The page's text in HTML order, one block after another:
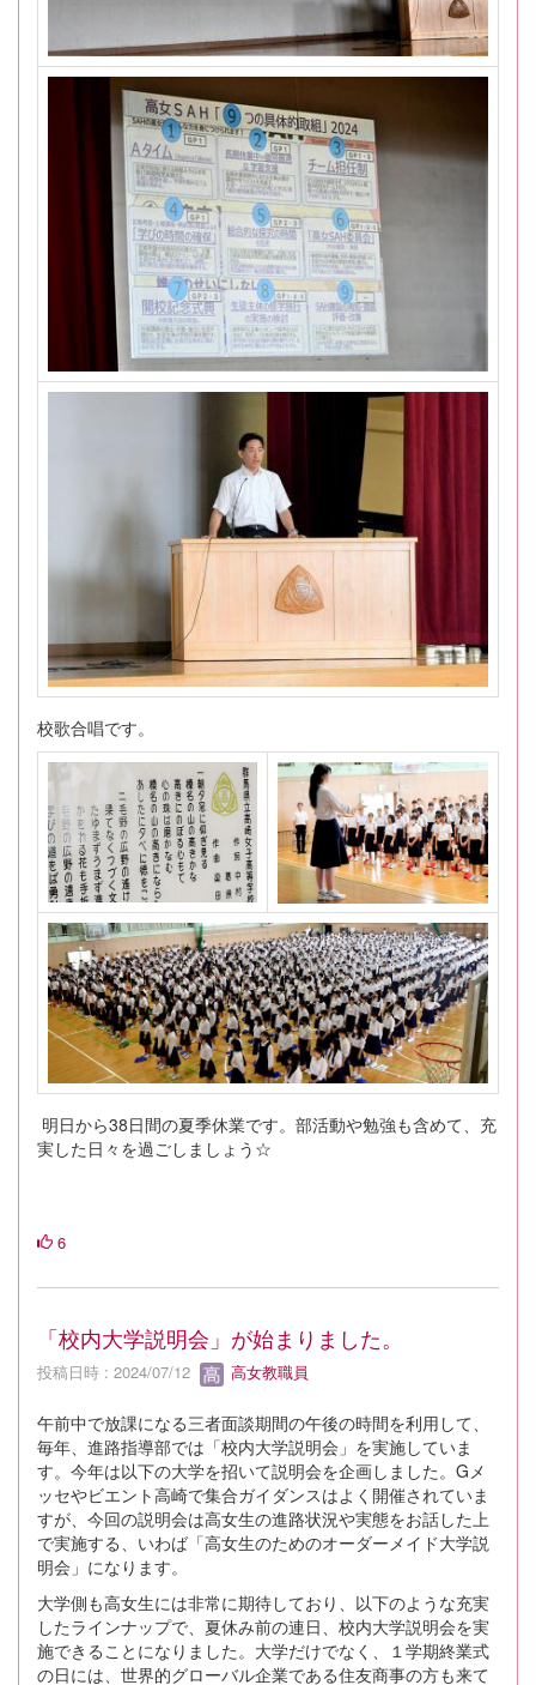
校歌合唱です。
明日から38日間の夏季休業です。部活動や勉強も含めて、充
実した日々を過ごしましょう☆
6
「校内大学説明会」が始まりました。
投稿日時 : 2024/07/12 高女教職員
午前中で放課になる三者面談期間の午後の時間を利用して、
毎年、進路指導部では「校内大学説明会」を実施していま
す。今年は以下の大学を招いて説明会を企画しました。Gメ
ッセやビエント高崎で集合ガイダンスはよく開催されていま
すが、今回の説明会は高女生の進路状況や実態をお話した上
で実施する、いわば「高女生のためのオーダーメイド大学説
明会」になります。
大学側も高女生には非常に期待しており、以下のような充実
したラインナップで、夏休み前の連日、校内大学説明会を実
施できることになりました。大学だけでなく、１学期終業式
の日には、世界的グローバル企業である住友商事の方も来て